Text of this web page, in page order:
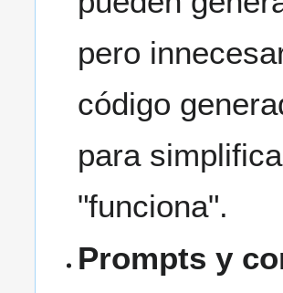
pero
código
para
"funciona".
Prompts y